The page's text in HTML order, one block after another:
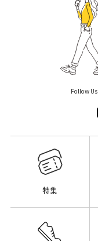
Follow Us
特集